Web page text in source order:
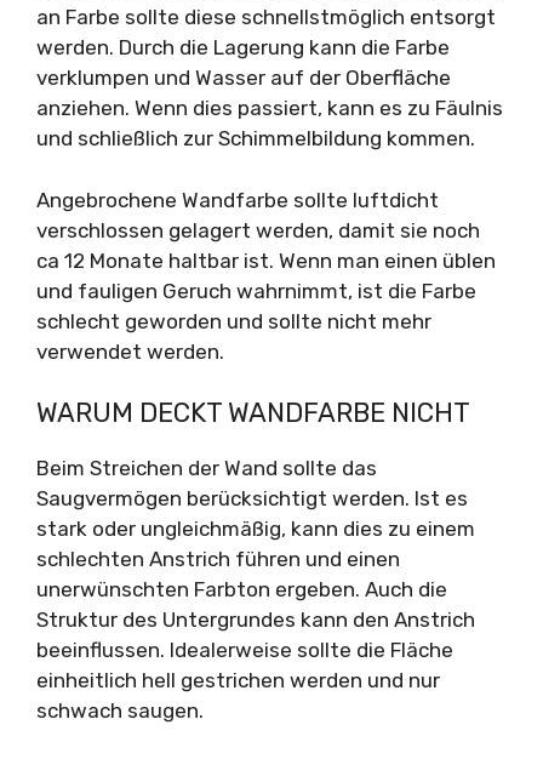
an Farbe sollte diese schnellstmöglich entsorgt
werden. Durch die Lagerung kann die Farbe
verklumpen und Wasser auf der Oberfläche
anziehen. Wenn dies passiert, kann es zu Fäulnis
und schließlich zur Schimmelbildung kommen.
Angebrochene Wandfarbe sollte luftdicht
verschlossen gelagert werden, damit sie noch
ca 12 Monate haltbar ist. Wenn man einen üblen
und fauligen Geruch wahrnimmt, ist die Farbe
schlecht geworden und sollte nicht mehr
verwendet werden.
WARUM DECKT WANDFARBE NICHT
Beim Streichen der Wand sollte das
Saugvermögen berücksichtigt werden. Ist es
stark oder ungleichmäßig, kann dies zu einem
schlechten Anstrich führen und einen
unerwünschten Farbton ergeben. Auch die
Struktur des Untergrundes kann den Anstrich
beeinflussen. Idealerweise sollte die Fläche
einheitlich hell gestrichen werden und nur
schwach saugen.